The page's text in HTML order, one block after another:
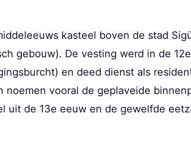
kasteel boven de stad
gebouw). De vesting werd in de
en deed dienst als
noemen vooral de geplaveide
uit de 13e eeuw en de gewelfde